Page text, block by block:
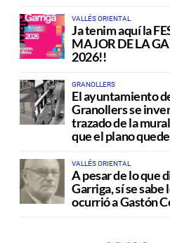
VALLÉS ORIENTAL
Ja tenim aquí la
MAJOR DE LA
2026!!
GRANOLLERS
El ayuntamiento
Granollers se
trazado de la
que el plano
VALLÉS ORIENTAL
A pesar de lo que
Garriga, sí se sabe
ocurrió a Gastón